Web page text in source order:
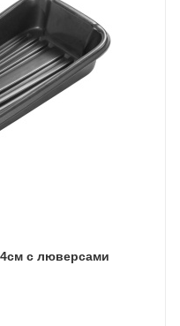
с люверсами